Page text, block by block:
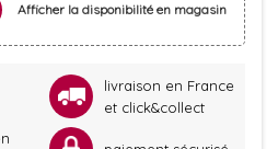
Afficher la disponibilité en magasin
livraison en France
et click&collect